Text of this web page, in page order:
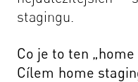
stagingu.
Co je to ten „home
Cílem home